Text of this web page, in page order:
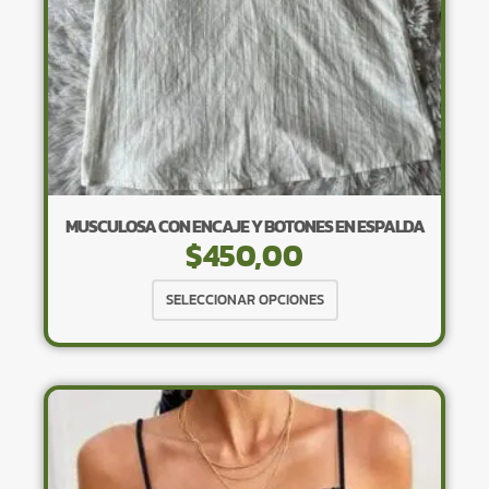
página
de
producto
MUSCULOSA CON ENCAJE Y BOTONES EN ESPALDA
$450,00
SELECCIONAR OPCIONES
producto
tiene
variantes.
Las
opciones
se